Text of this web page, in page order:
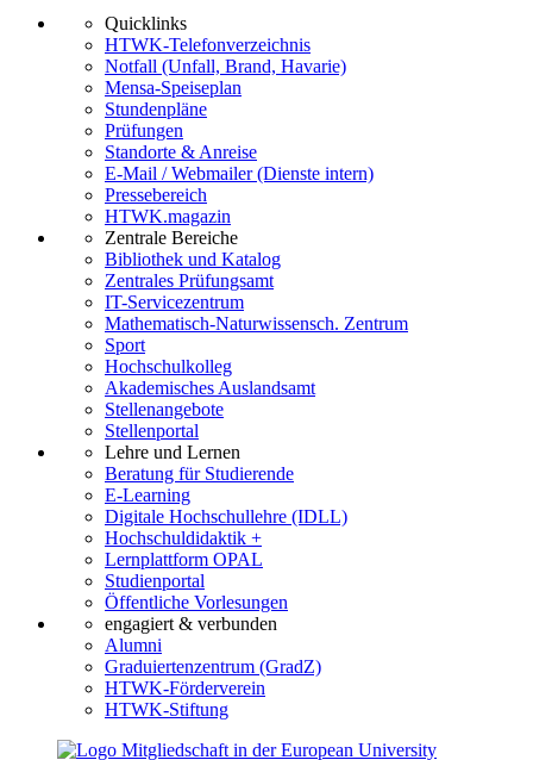
Quicklinks
HTWK-Telefonverzeichnis
Notfall (Unfall, Brand, Havarie)
Mensa-Speiseplan
Stundenpläne
Prüfungen
Standorte & Anreise
E-Mail / Webmailer (Dienste intern)
Pressebereich
HTWK.magazin
Zentrale Bereiche
Bibliothek und Katalog
Zentrales Prüfungsamt
IT-Servicezentrum
Mathematisch-Naturwissensch. Zentrum
Sport
Hochschulkolleg
Akademisches Auslandsamt
Stellenangebote
Stellenportal
Lehre und Lernen
Beratung für Studierende
E-Learning
Digitale Hochschullehre (IDLL)
Hochschuldidaktik +
Lernplattform OPAL
Studienportal
Öffentliche Vorlesungen
engagiert & verbunden
Alumni
Graduiertenzentrum (GradZ)
HTWK-Förderverein
HTWK-Stiftung